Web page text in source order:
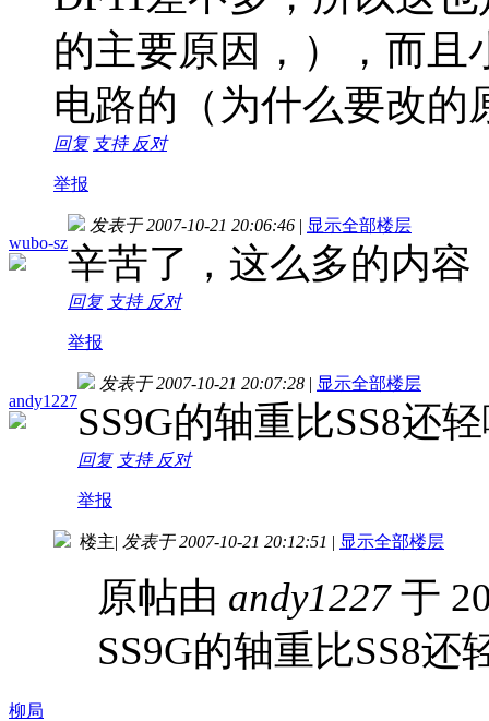
的主要原因，），而且
电路的（为什么要改的
回复 支持 反对
举报
wubo-sz
发表于 2007-10-21 20:06:46 | 显示全部楼层
辛苦了，这么多的内容
回复 支持 反对
举报
andy1227
发表于 2007-10-21 20:07:28 | 显示全部楼层
SS9G的轴重比SS8还
回复 支持 反对
举报
柳局
楼主| 发表于 2007-10-21 20:12:51 | 显示全部楼层
原帖由 andy1227于
SS9G的轴重比SS8还